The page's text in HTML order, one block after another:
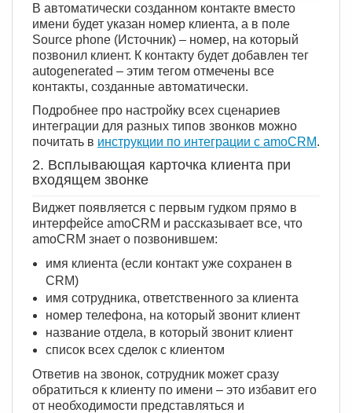
В автоматически созданном контакте вместо
имени будет указан номер клиента, а в поле
Source phone (Источник) – номер, на который
позвонил клиент. К контакту будет добавлен тег
autogenerated – этим тегом отмечены все
контакты, созданные автоматически.
Подробнее про настройку всех сценариев
интеграции для разных типов звонков можно
почитать в инструкции по интеграции с amoCRM.
2. Всплывающая карточка клиента при
входящем звонке
Виджет появляется с первым гудком прямо в
интерфейсе amoCRM и рассказывает все, что
amoCRM знает о позвонившем:
имя клиента (если контакт уже сохранен в
CRM)
имя сотрудника, ответственного за клиента
номер телефона, на который звонит клиент
название отдела, в который звонит клиент
список всех сделок c клиентом
Ответив на звонок, сотрудник может сразу
обратиться к клиенту по имени – это избавит его
от необходимости представляться и